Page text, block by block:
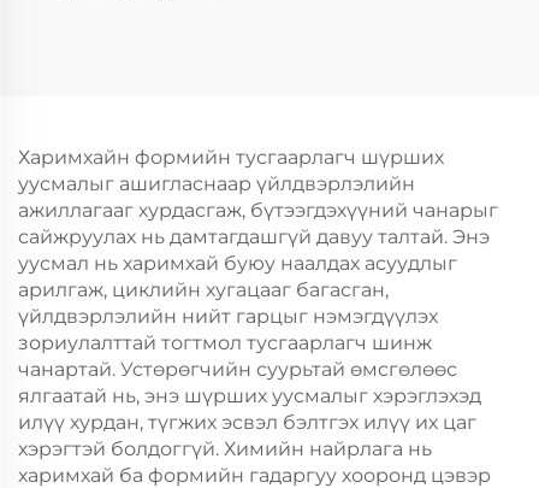
Харимхайн формийн тусгаарлагч шүрших
уусмалыг ашигласнаар үйлдвэрлэлийн
ажиллагааг хурдасгаж, бүтээгдэхүүний чанарыг
сайжруулах нь дамтагдашгүй давуу талтай. Энэ
уусмал нь харимхай буюу наалдах асуудлыг
арилгаж, циклийн хугацааг багасган,
үйлдвэрлэлийн нийт гарцыг нэмэгдүүлэх
зориулалттай тогтмол тусгаарлагч шинж
чанартай. Устөрөгчийн суурьтай өмсгөлөөс
ялгаатай нь, энэ шүрших уусмалыг хэрэглэхэд
илүү хурдан, түгжих эсвэл бэлтгэх илүү их цаг
хэрэгтэй болдоггүй. Химийн найрлага нь
харимхай ба формийн гадаргуу хооронд цэвэр